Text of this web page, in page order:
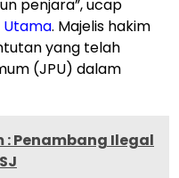
penjara”, ucap
Utama. Majelis hakim
yang telah
(JPU) dalam
: Penambang Ilegal